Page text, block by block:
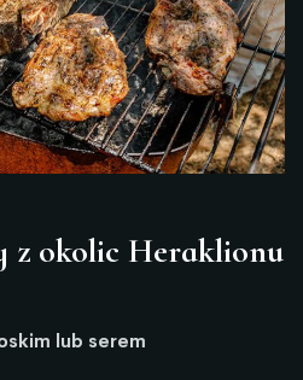
z okolic Heraklionu
lub serem